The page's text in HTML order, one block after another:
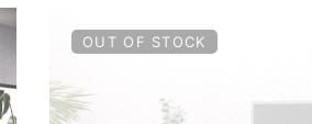
OUT OF STOCK